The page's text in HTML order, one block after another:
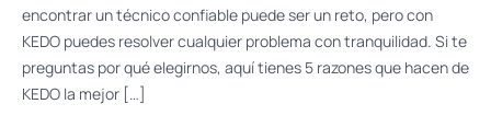
encontrar un técnico confiable puede ser un reto, pero con
KEDO puedes resolver cualquier problema con tranquilidad. Si te
preguntas por qué elegirnos, aquí tienes 5 razones que hacen de
KEDO la mejor […]